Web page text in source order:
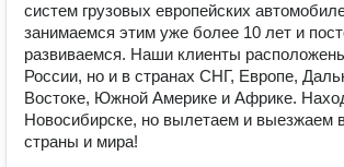
систем грузовых европейских
занимаемся этим уже более 10 лет и
развиваемся. Наши клиенты
России, но и в странах СНГ, Европе,
Востоке, Южной Америке и Африке.
Новосибирске, но вылетаем и выезжаем
страны и мира!